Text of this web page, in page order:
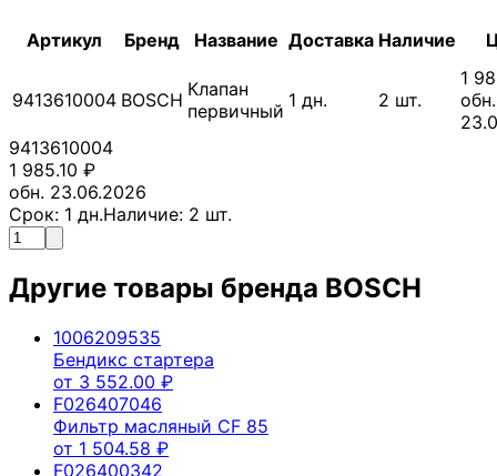
Артикул Бренд Название Доставка Наличие
9413610004 BOSCH Клапан
первичный 1 дн. 2 шт.
1
обн.
9413610004
1 985.10 ₽
обн. 23.06.2026
Срок: 1 дн.Наличие: 2 шт.
Другие товары бренда BOSCH
1006209535
Бендикс стартера
от 3 552.00 ₽
F026407046
Фильтр масляный CF 85
от 1 504.58 ₽
F026400342